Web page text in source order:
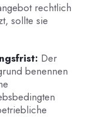
rechtlich
sollte sie
Der
benennen